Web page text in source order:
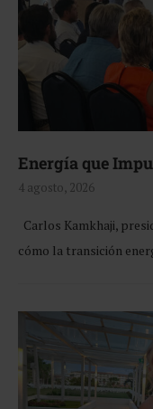
Energía que
4 agosto, 2026
Carlos Kamkhaji,
cómo la transición